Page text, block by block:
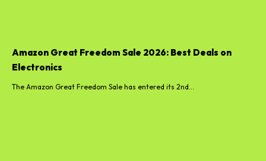
Amazon Great Freedom Sale 2026: Best Deals on
Electronics
The Amazon Great Freedom Sale has entered its 2nd...